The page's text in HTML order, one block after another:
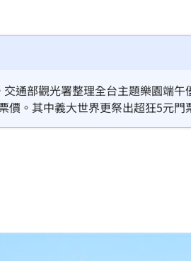
20:30
通部觀光署整理全台主題樂園端
。其中義大世界更祭出超狂5元
家大小出門放風、省荷包。